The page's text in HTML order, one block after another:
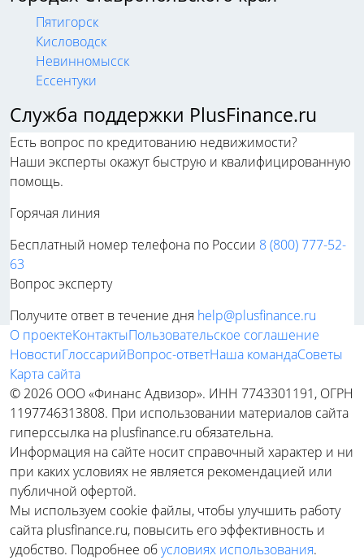
Пятигорск
Кисловодск
Невинномысск
Ессентуки
Служба поддержки PlusFinance.ru
Есть вопрос по кредитованию недвижимости?
Наши эксперты окажут быструю и квалифицированную
помощь.
Горячая линия
Бесплатный номер телефона по России 8 (800) 777-52-
63
Вопрос эксперту
Получите ответ в течение дня help@plusfinance.ru
О проектеКонтактыПользовательское соглашение
НовостиГлоссарийВопрос-ответНаша командаСоветы
Карта сайта
© 2026 ООО «Финанс Адвизор». ИНН 7743301191, ОГРН
1197746313808. При использовании материалов сайта
гиперссылка на plusfinance.ru обязательна.
Информация на сайте носит справочный характер и ни
при каких условиях не является рекомендацией или
публичной офертой.
Мы используем cookie файлы, чтобы улучшить работу
сайта plusfinance.ru, повысить его эффективность и
удобство. Подробнее обусловиях использования.